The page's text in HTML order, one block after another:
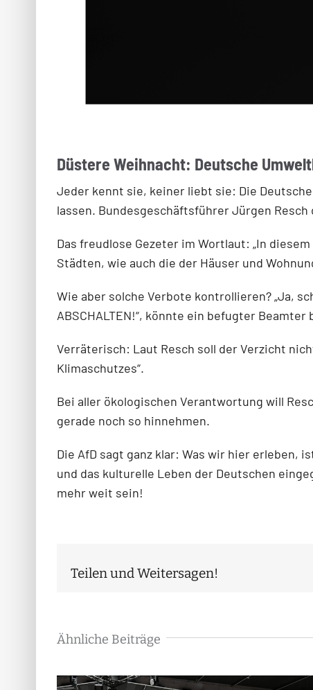
Düstere Weihnacht: Deutsche
Jeder kennt sie, keiner liebt sie: Die
lassen. Bundesgeschäftsführer Jürgen
Das freudlose Gezeter im Wortlaut: „In
Städten, wie auch die der Häuser und
Wie aber solche Verbote kontrollieren? „Ja,
ABSCHALTEN!“, könnte ein befugter Beamter
Verräterisch: Laut Resch soll der Verzicht
Klimaschutzes“.
Bei aller ökologischen Verantwortung will
gerade noch so hinnehmen.
Die AfD sagt ganz klar: Was wir hier erleben,
und das kulturelle Leben der Deutschen
mehr weit sein!
Teilen und Weitersagen!
Ähnliche Beiträge